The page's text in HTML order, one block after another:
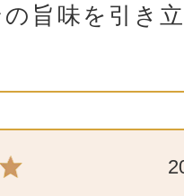
旨味を引き